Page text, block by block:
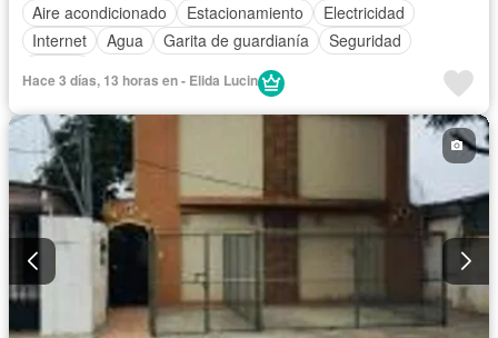
Aire acondicionado
Estacionamiento
Electricidad
Internet
Agua Garita de guardianía
Seguridad
Hace 3 días, 13 horas en - Elida Lucin